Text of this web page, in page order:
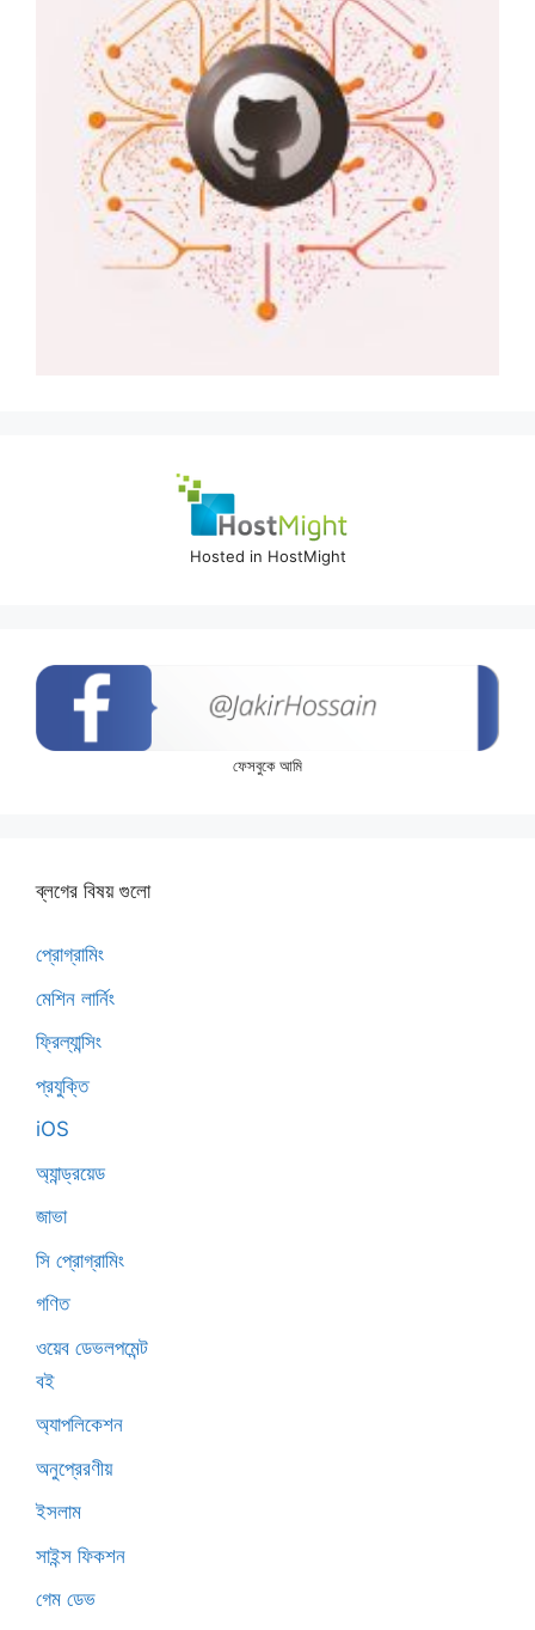
Hosted in HostMight
ফেসবুকে আমি
ব্লগের বিষয় গুলো
প্রোগ্রামিং
মেশিন লার্নিং
ফ্রিল্যান্সিং
প্রযুক্তি
iOS
অ্যান্ড্রয়েড
জাভা
সি প্রোগ্রামিং
গণিত
ওয়েব ডেভলপমেন্ট
বই
অ্যাপলিকেশন
অনুপ্রেরণীয়
ইসলাম
সাইন্স ফিকশন
গেম ডেভ